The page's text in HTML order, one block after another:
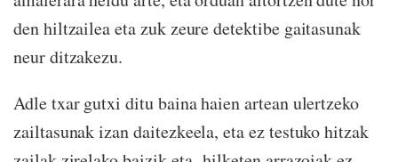
den hiltzailea eta zuk zeure detektibe gaitasunak
neur ditzakezu.
Adle txar gutxi ditu baina haien artean ulertzeko
zailtasunak izan daitezkeela, eta ez testuko hitzak